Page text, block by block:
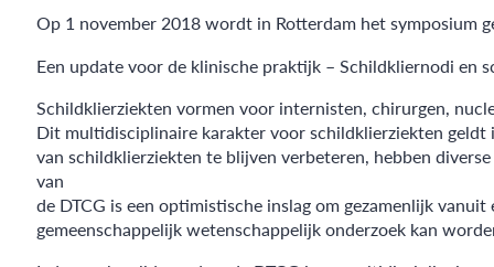
Op 1 november 2018 wordt in Rotterdam het symposium
Een update voor de klinische praktijk – Schildkliernodi en
Schildklierziekten vormen voor internisten, chirurgen,
Dit multidisciplinaire karakter voor schildklierziekten
van schildklierziekten te blijven verbeteren, hebben
van
de DTCG is een optimistische inslag om gezamenlijk
gemeenschappelijk wetenschappelijk onderzoek kan